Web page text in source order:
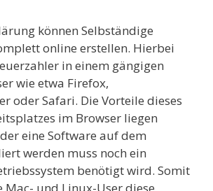
können Selbständige
online erstellen. Hierbei
in einem gängigen
wie etwa Firefox,
oder Safari. Die Vorteile dieses
im Browser liegen
eine Software auf dem
werden muss noch ein
benötigt wird. Somit